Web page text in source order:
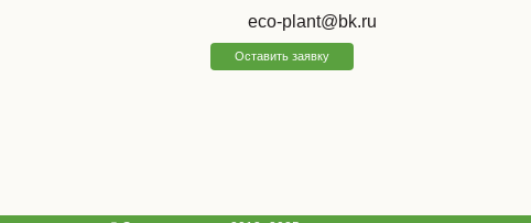
eco-plant@bk.ru
Оставить заявку